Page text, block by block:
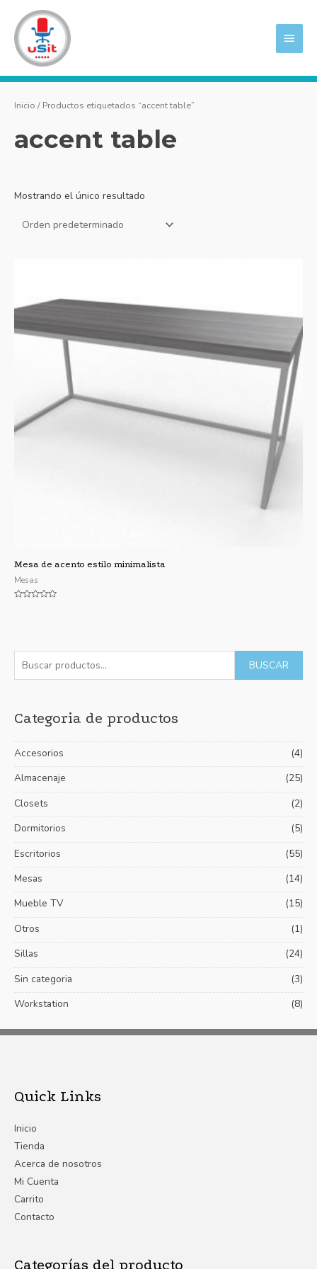
contenido
u
c
r
p
o
:
BUSCAR
Categoria de productos
Accesorios
(4)
Almacenaje
(25)
Closets
(2)
Dormitorios
(5)
Escritorios
(55)
Mesas
(14)
Mueble TV
(15)
Otros
(1)
Sillas
(24)
Sin categoria
(3)
Workstation
(8)
Inicio / Productos etiquetados “accent table”
accent table
Mostrando el único resultado
Mesa de acento estilo minimalista
Mesas
Quick Links
Inicio
Tienda
Acerca de nosotros
Mi Cuenta
Carrito
Contacto
Categorías del producto